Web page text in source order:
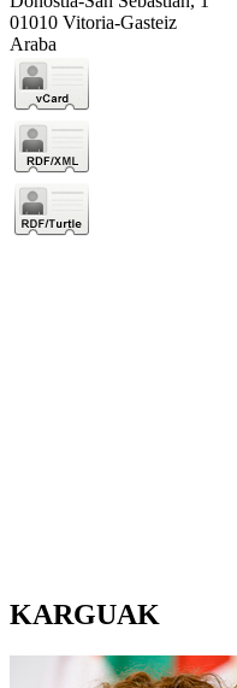
01010 Vitoria-Gasteiz
Araba
KARGUAK